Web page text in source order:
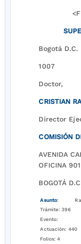
Bogotá D.C.
1007
Doctor,
CRISTIAN
Director
COMISIÓN
AVENIDA
OFICINA 901
BOGOTÁ
Asunto:
Trámite: 396
Evento:
Actuación: 440
Folios: 4